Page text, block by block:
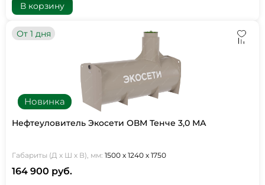
В корзину
Новинка
От 1 дня
Нефтеуловитель Экосети ОВМ Тенче 3,0 МА
Габариты (Д х Ш х В), мм: 1500 х 1240 х 1750
164 900 руб.